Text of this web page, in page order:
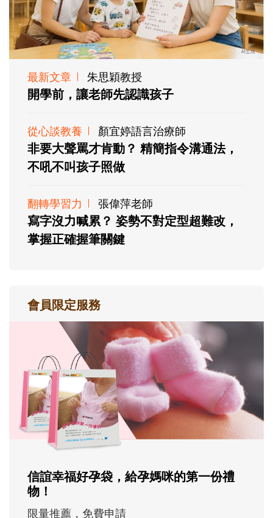
最新文章 朱思穎教授
開學前，讓老師先認識孩子
從心談教養 顏宜婷語言治療師
非要大聲罵才肯動？ 精簡指令溝通法，
不吼不叫孩子照做
翻轉學習力 張偉萍老師
寫字沒力喊累？ 姿勢不對定型超難改，
掌握正確握筆關鍵
會員限定服務
信誼幸福好孕袋，給孕媽咪的第一份禮
物！
限量推薦，免費申請